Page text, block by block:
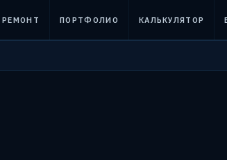
РЕМОНТ ПОРТФОЛИО КАЛЬКУЛЯТОР